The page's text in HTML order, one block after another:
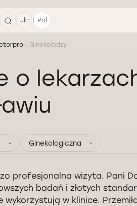
Ukr | Pol
Ginekolodzy
o
Ginekologiczna
profesjonalna wizyta. Pani
badań i złotych
wykorzystują w klinice.